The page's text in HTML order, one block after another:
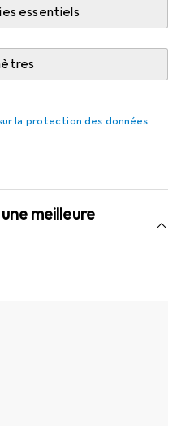
essentiels
la protection des données
au panier
meilleure